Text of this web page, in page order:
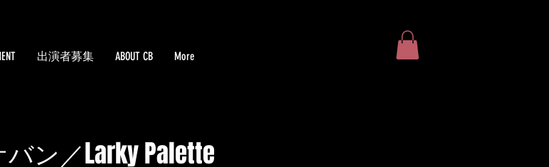
出演者募集 ABOUT CB More
バン／Larky Palette